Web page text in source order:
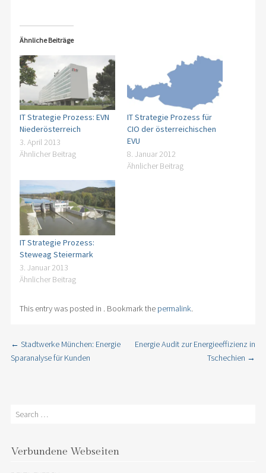
Ähnliche Beiträge
IT Strategie Prozess: EVN
Niederösterreich
3. April 2013
Ähnlicher Beitrag
IT Strategie Prozess für
CIO der österreichischen
EVU
8. Januar 2012
Ähnlicher Beitrag
IT Strategie Prozess:
Steweag Steiermark
3. Januar 2013
Ähnlicher Beitrag
This entry was posted in . Bookmark the permalink.
Post navigation
← Stadtwerke München: Energie
Sparanalyse für Kunden
Energie Audit zur Energieeffizienz in
Tschechien →
Search
Verbundene Webseiten